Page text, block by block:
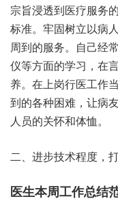
宗旨浸透到医疗服务
标准。牢固树立以病
周到的服务。自己经
仪等方面的学习，在
养。在上岗行医工作
到的各种困难，让病
人员的关怀和体恤。
二、进步技术程度，
医生本周工作总结